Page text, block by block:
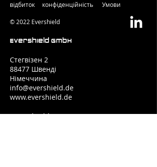
відбиток конфіденційність Умови
© 2022 Evershield
Evershield GmbH
Стегвізен 2
88477 Швенді
Німеччина
info@evershield.de
www.evershield.de